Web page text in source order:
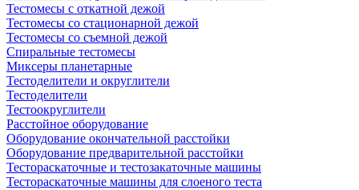
Тестомесы с откатной дежой
Тестомесы со стационарной дежой
Тестомесы со съемной дежой
Спиральные тестомесы
Миксеры планетарные
Тестоделители и округлители
Тестоделители
Тестоокруглители
Расстойное оборудование
Оборудование окончательной расстойки
Оборудование предварительной расстойки
Тестораскаточные и тестозакаточные машины
Тестораскаточные машины для слоеного теста